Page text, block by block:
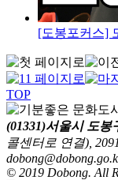
[도봉포커스]
TOP
(01331)서울시 도봉
콜센터로 연결),
© 2019 Dobong. All